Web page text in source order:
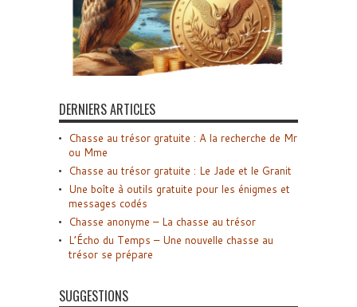
DERNIERS ARTICLES
Chasse au trésor gratuite : A la recherche de Mr
ou Mme
Chasse au trésor gratuite : Le Jade et le Granit
Une boîte à outils gratuite pour les énigmes et
messages codés
Chasse anonyme – La chasse au trésor
L’Écho du Temps – Une nouvelle chasse au
trésor se prépare
SUGGESTIONS